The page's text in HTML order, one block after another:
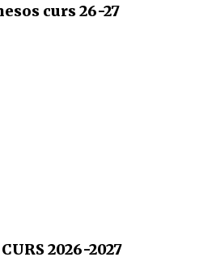
curs 26-27
2026-2027